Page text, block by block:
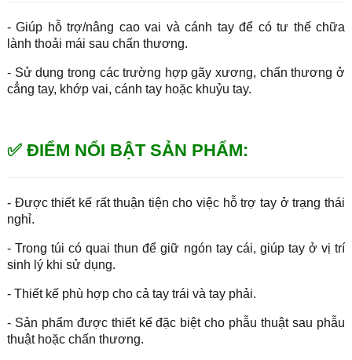
- Giúp hỗ trợ/nâng cao vai và cánh tay để có tư thế chữa
lành thoải mái sau chấn thương.
- Sử dụng trong các trường hợp gãy xương, chấn thương ở
cẳng tay, khớp vai, cánh tay hoặc khuỷu tay.
✅ ĐIỂM NỔI BẬT SẢN PHẨM:
- Được thiết kế rất thuận tiện cho việc hỗ trợ tay ở trạng thái
nghỉ.
- Trong túi có quai thun để giữ ngón tay cái, giúp tay ở vị trí
sinh lý khi sử dụng.
- Thiết kế phù hợp cho cả tay trái và tay phải.
- Sản phẩm được thiết kế đặc biệt cho phẫu thuật sau phẫu
thuật hoặc chấn thương.